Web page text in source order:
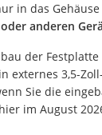
Laser-
Gaming-PC
in das
anderen
der
externes 3,5-
Sie die
im August